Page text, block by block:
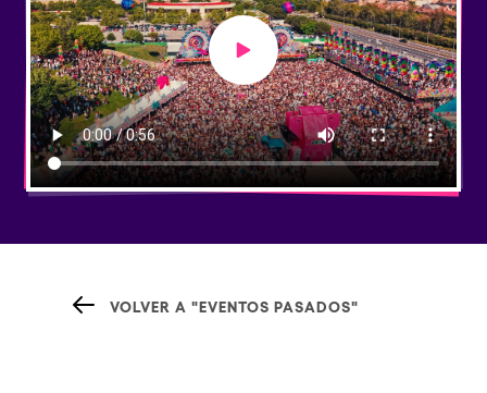
Play video
VOLVER A "EVENTOS PASADOS"